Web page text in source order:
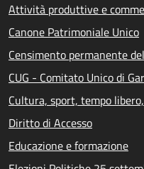
Attività produttive e
Canone Patrimoniale Unico
Censimento permanente
CUG - Comitato Unico di
Cultura, sport, tempo
Diritto di Accesso
Educazione e formazione